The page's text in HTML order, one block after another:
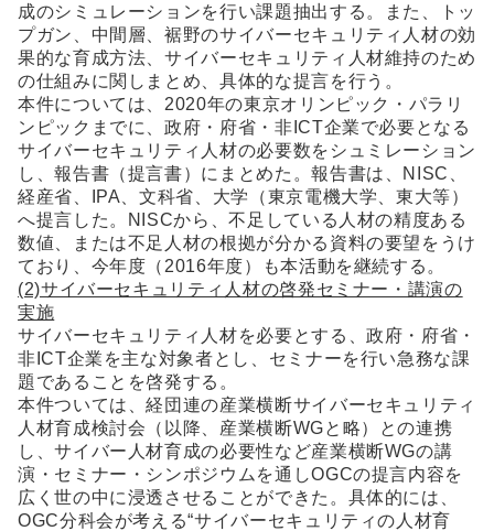
成のシミュレーションを行い課題抽出する。また、トッ
プガン、中間層、裾野のサイバーセキュリティ人材の効
果的な育成方法、サイバーセキュリティ人材維持のため
の仕組みに関しまとめ、具体的な提言を行う。
本件については、2020年の東京オリンピック・パラリ
ンピックまでに、政府・府省・非ICT企業で必要となる
サイバーセキュリティ人材の必要数をシュミレーション
し、報告書（提言書）にまとめた。報告書は、NISC、
経産省、IPA、文科省、大学（東京電機大学、東大等）
へ提言した。NISCから、不足している人材の精度ある
数値、または不足人材の根拠が分かる資料の要望をうけ
ており、今年度（2016年度）も本活動を継続する。
(2)サイバーセキュリティ人材の啓発セミナー・講演の
実施
サイバーセキュリティ人材を必要とする、政府・府省・
非ICT企業を主な対象者とし、セミナーを行い急務な課
題であることを啓発する。
本件ついては、経団連の産業横断サイバーセキュリティ
人材育成検討会（以降、産業横断WGと略）との連携
し、サイバー人材育成の必要性など産業横断WGの講
演・セミナー・シンポジウムを通しOGCの提言内容を
広く世の中に浸透させることができた。具体的には、
OGC分科会が考える“サイバーセキュリティの人材育